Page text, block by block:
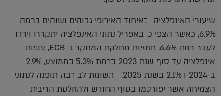
שיעורי האינפלציה באיחוד האירופי גבוהים ושוהים ברמה
6.9%, כאשר הצפי כי באפריל נתוני האינפלציה יתקררו וירדו
לעבר רמת 6.6%. תחזיות מחלקת המחקר ב-ECB, צופות
אינפלציה עד סוף שנת 2023 ברמת 5.3% בממוצע, 2.9%
ב-2024 ו 2.1% בשנת 2025. תשומת לב רבה תופנה לנתוני
הצמיחה אשר יפורסמו בסוף החודש ולהחלטת הריבית